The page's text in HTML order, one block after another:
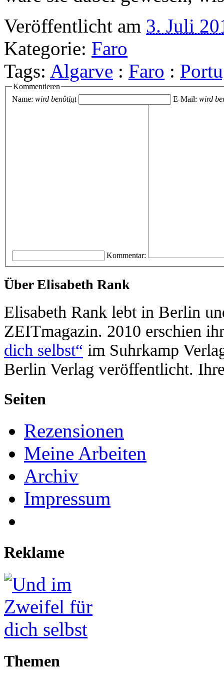
Veröffentlicht am 3. Juli
Kategorie: Faro
Tags: Algarve : Faro :
Kommentieren
Name: wird benötigt E-Mail: wird
Kommentar:
Über Elisabeth Rank
Elisabeth Rank lebt in Berlin
ZEITmagazin. 2010 erschien
dich selbst“ im Suhrkamp
Berlin Verlag veröffentlicht.
Seiten
Rezensionen
Meine Arbeiten
Archiv
Impressum
Reklame
Themen